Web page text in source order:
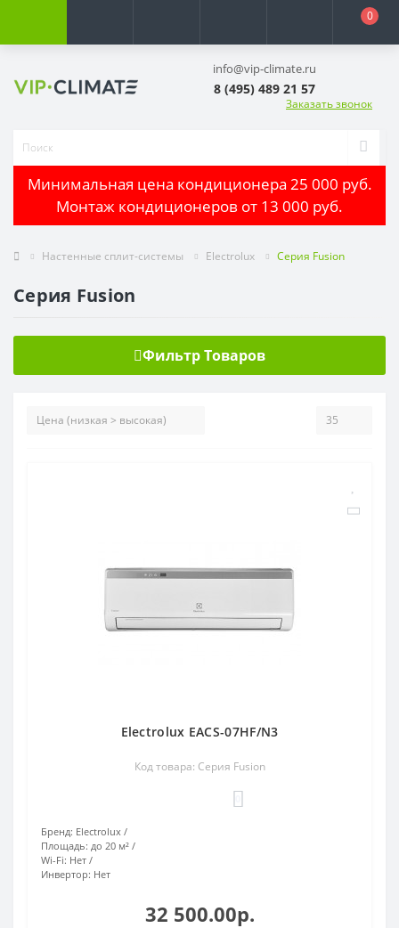
0
info@vip-climate.ru
8 (495) 489 21 57
Заказать звонок
Минимальная цена кондиционера 25 000 руб.
Монтаж кондиционеров от 13 000 руб.
Настенные сплит-системы Electrolux Серия Fusion
Серия Fusion
Фильтр Товаров
Electrolux EACS-07HF/N3
Код товара: Серия Fusion
Бренд: Electrolux
Площадь: до 20 м²
Wi-Fi: Нет
Инвертор: Нет
32 500.00р.